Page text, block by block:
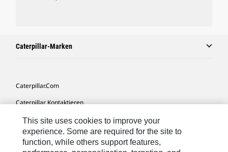
Caterpillar-Marken
Caterpillar.com
Caterpillar Kontaktieren
Meine Marketing-Präferenzen
Seitenübersicht
This site uses cookies to improve your
experience. Some are required for the site to
function, while others support features,